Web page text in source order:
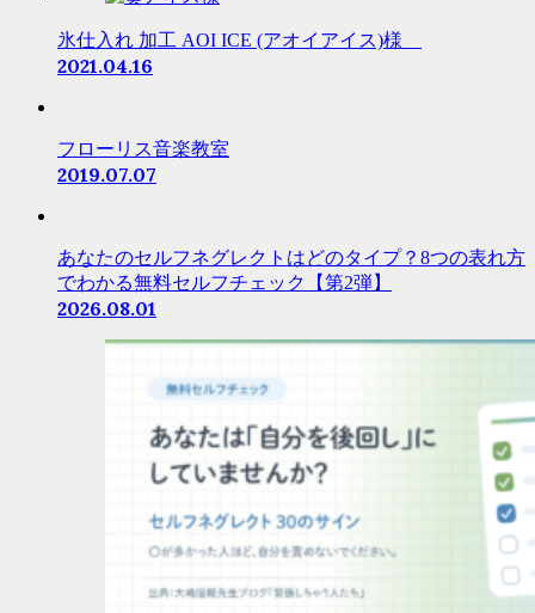
氷仕入れ 加工 AOI ICE (アオイアイス)様
2021.04.16
フローリス音楽教室
2019.07.07
あなたのセルフネグレクトはどのタイプ？8つの表れ方
でわかる無料セルフチェック【第2弾】
2026.08.01